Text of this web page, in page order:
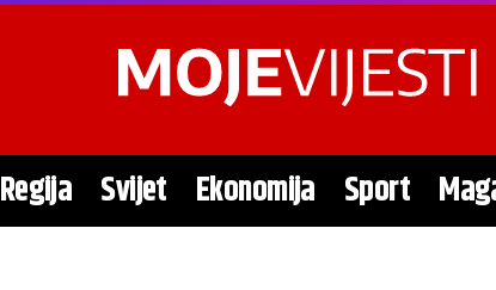
Regija Svijet Ekonomija Sport